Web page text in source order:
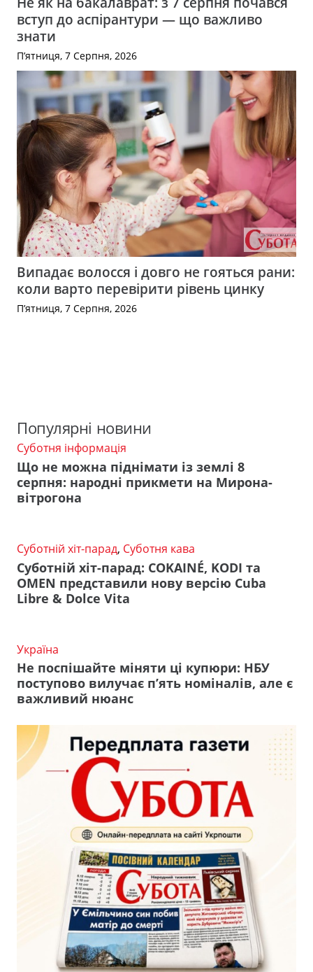
вступ до аспірантури — що важливо
знати
П’ятниця, 7 Серпня, 2026
Випадає волосся і довго не гояться рани:
коли варто перевірити рівень цинку
П’ятниця, 7 Серпня, 2026
Популярні новини
Суботня інформація
Що не можна піднімати із землі 8
серпня: народні прикмети на Мирона-
вітрогона
Суботній хіт-парад, Суботня кава
Суботній хіт-парад: COKAINÉ, KODI та
OMEN представили нову версію Cuba
Libre & Dolce Vita
Україна
Не поспішайте міняти ці купюри: НБУ
поступово вилучає п’ять номіналів, але є
важливий нюанс